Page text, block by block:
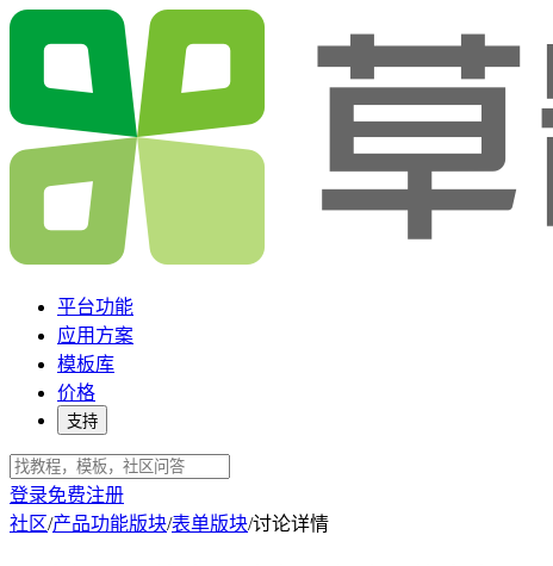
平台功能
应用方案
模板库
价格
支持
登录免费注册
社区/产品功能版块/表单版块/讨论详情